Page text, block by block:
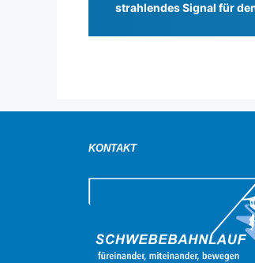
strahlendes Signal für
KONTAKT